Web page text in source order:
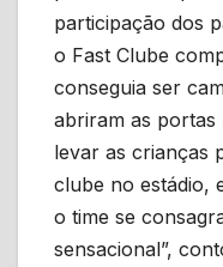
participação dos
o Fast Clube
conseguia ser
abriram as portas
levar as crianças
clube no estádio,
o time se
sensacional”,